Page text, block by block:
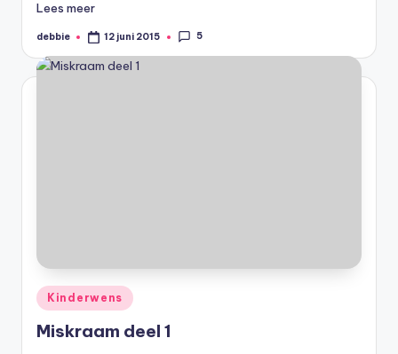
Lees meer
Geplaatst
debbie 12 juni 2015 5
Geplaatst
in
Kinderwens
Miskraam deel 1